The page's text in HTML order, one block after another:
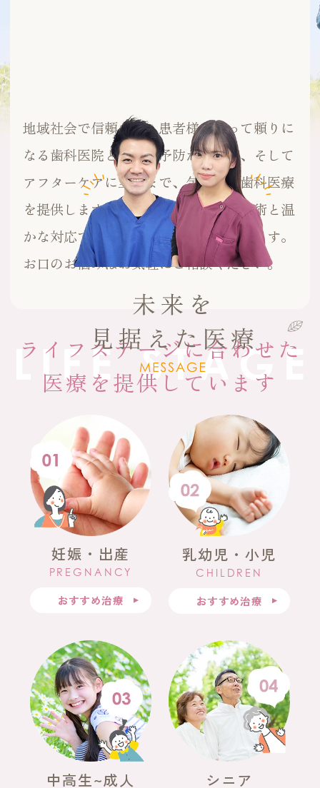
ライフステージに合わせた
医療を提供しています
妊娠・出産
PREGNANCY
おすすめ治療
乳幼児・小児
CHILDREN
おすすめ治療
中高生~成人 シニア
地域社会で信頼され、患者様にとって頼りに
なる歯科医院として、予防から治療、そして
アフターケアに至るまで、包括的な歯科医療
を提供します。未来を見据えた医療技術と温
かな対応で、患者様と共に成長し続けます。
お口のお悩みはお気軽にご相談ください。